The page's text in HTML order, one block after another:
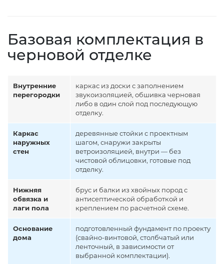
Базовая комплектация в
черновой отделке
Внутренние
перегородки
каркас из доски с заполнением
звукоизоляцией, обшивка черновая
либо в один слой под последующую
отделку.
Каркас
наружных
стен
деревянные стойки с проектным
шагом, снаружи закрыты
ветроизоляцией, внутри — без
чистовой облицовки, готовые под
отделку.
Нижняя
обвязка и
лаги пола
брус и балки из хвойных пород с
антисептической обработкой и
креплением по расчетной схеме.
Основание
дома
подготовленный фундамент по проекту
(свайно-винтовой, столбчатый или
ленточный, в зависимости от
выбранной комплектации).